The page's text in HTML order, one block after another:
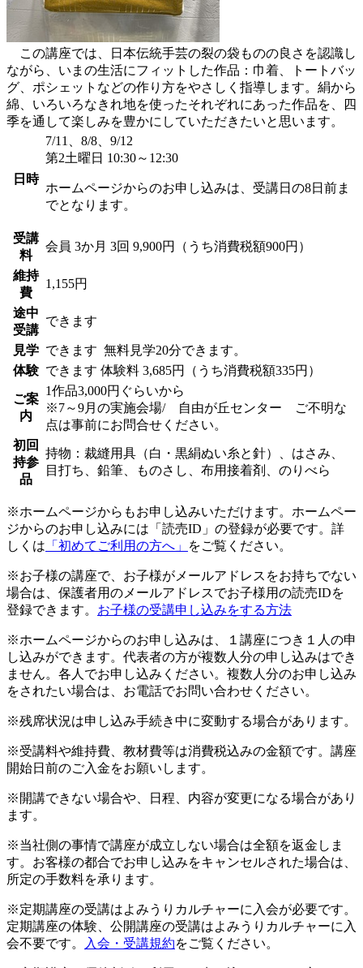
この講座では、日本伝統手芸の裂の袋ものの良さを認識し
ながら、いまの生活にフィットした作品：巾着、トートバッ
グ、ポシェットなどの作り方をやさしく指導します。絹から
綿、いろいろなきれ地を使ったそれぞれにあった作品を、四
季を通して楽しみを豊かにしていただきたいと思います。
日時
7/11、8/8、9/12
第2土曜日 10:30～12:30
ホームページからのお申し込みは、受講日の8日前ま
でとなります。
受講
料
会員 3か月 3回 9,900円（うち消費税額900円）
維持
費
1,155円
途中
受講
できます
見学 できます 無料見学20分できます。
体験 できます 体験料 3,685円（うち消費税額335円）
ご案
内
1作品3,000円ぐらいから
※7～9月の実施会場/ 自由が丘センター ご不明な
点は事前にお問合せください。
初回
持参
品
持物：裁縫用具（白・黒絹ぬい糸と針）、はさみ、
目打ち、鉛筆、ものさし、布用接着剤、のりべら
※ホームページからもお申し込みいただけます。ホームペー
ジからのお申し込みには「読売ID」の登録が必要です。詳
しくは 「初めてご利用の方へ」 をご覧ください。
※お子様の講座で、お子様がメールアドレスをお持ちでない
場合は、保護者用のメールアドレスでお子様用の読売IDを
登録できます。 お子様の受講申し込みをする方法
※ホームページからのお申し込みは、１講座につき１人の申
し込みができます。代表者の方が複数人分の申し込みはでき
ません。各人でお申し込みください。複数人分のお申し込み
をされたい場合は、お電話でお問い合わせください。
※残席状況は申し込み手続き中に変動する場合があります。
※受講料や維持費、教材費等は消費税込みの金額です。講座
開始日前のご入金をお願いします。
※開講できない場合や、日程、内容が変更になる場合があり
ます。
※当社側の事情で講座が成立しない場合は全額を返金しま
す。お客様の都合でお申し込みをキャンセルされた場合は、
所定の手数料を承ります。
※定期講座の受講はよみうりカルチャーに入会が必要です。
定期講座の体験、公開講座の受講はよみうりカルチャーに入
会不要です。
入会・受講規約をご覧ください。